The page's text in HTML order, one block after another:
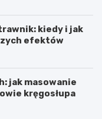
kiedy i jak
efektów
jak masowanie
kręgosłupa